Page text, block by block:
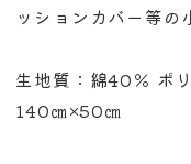
ッションカバー等の
生地質：綿40％ ポ
140㎝×50㎝